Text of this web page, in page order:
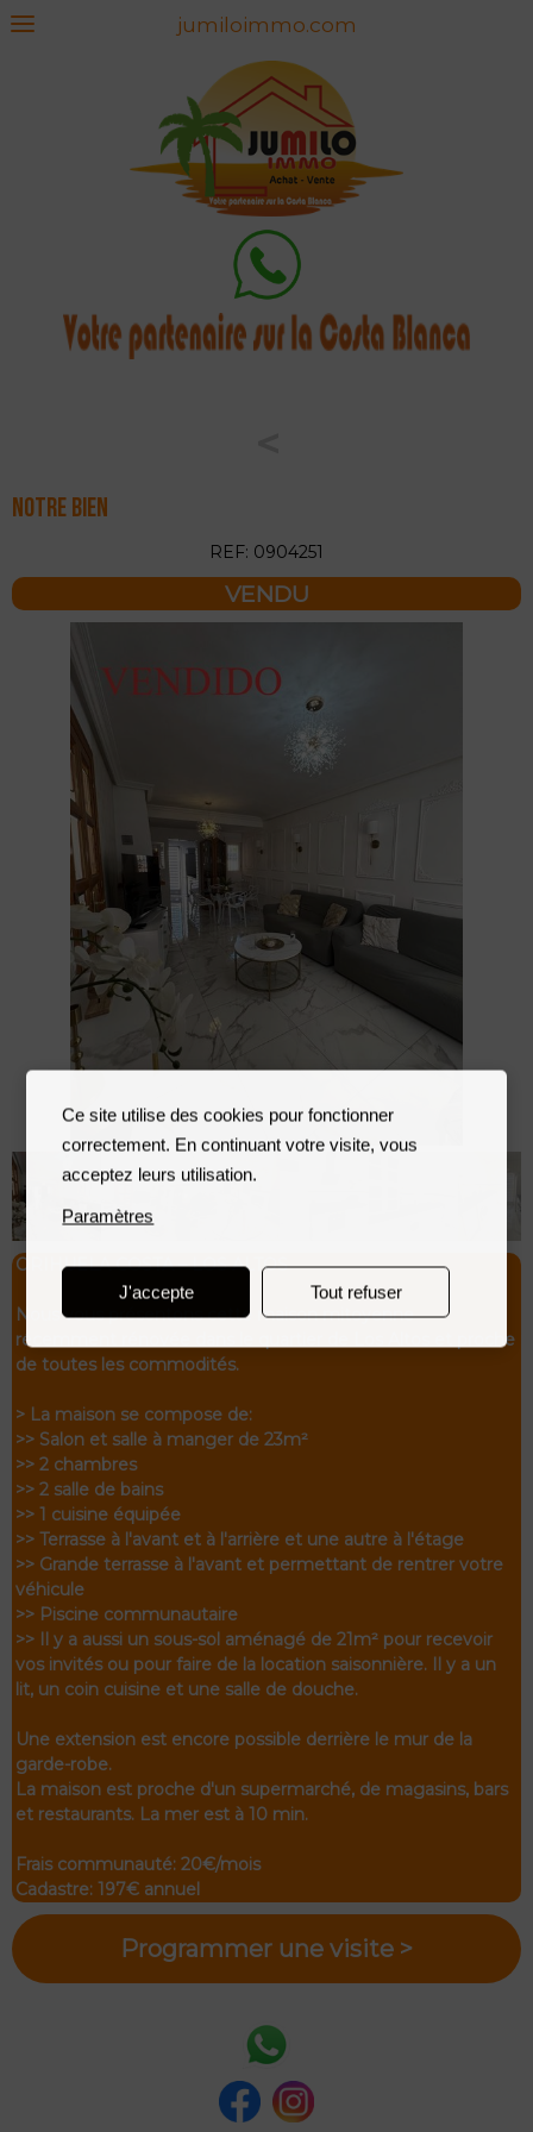
jumiloimmo.com
Notre bien
REF: 0904251
VENDU
ORIHUELA COSTA – LOS ALTOS
Nous vous présentons cette maison mitoyenne
récemment rénovée dans le quartier de Los Altos et proche
de toutes les commodités.
> La maison se compose de:
>> Salon et salle à manger de 23m²
>> 2 chambres
>> 2 salle de bains
>> 1 cuisine équipée
>> Terrasse à l'avant et à l'arrière et une autre à l'étage
>> Grande terrasse à l'avant et permettant de rentrer votre
véhicule
>> Piscine communautaire
>> Il y a aussi un sous-sol aménagé de 21m² pour recevoir
vos invités ou pour faire de la location saisonnière. Il y a un
lit, un coin cuisine et une salle de douche.
Une extension est encore possible derrière le mur de la
garde-robe.
La maison est proche d'un supermarché, de magasins, bars
et restaurants. La mer est à 10 min.
Frais communauté: 20€/mois
Cadastre: 197€ annuel
Programmer une visite >
Ce site utilise des cookies pour fonctionner
correctement. En continuant votre visite, vous
acceptez leurs utilisation.
Paramètres
J'accepte Tout refuser